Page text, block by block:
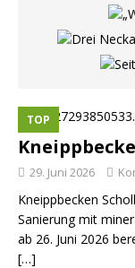
TOP
29. Juni 2026
Kneippbecken
Sanierung mit
ab 26. Juni 2026
[…]